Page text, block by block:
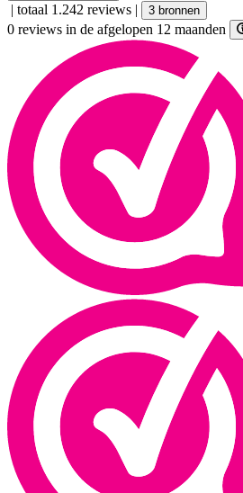
| totaal 1.242 reviews | 3 bronnen
0 reviews in de afgelopen 12 maanden